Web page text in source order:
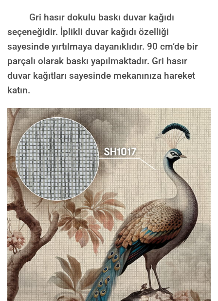
Gri hasır dokulu baskı duvar kağıdı
seçeneğidir. İplikli duvar kağıdı özelliği
sayesinde yırtılmaya dayanıklıdır. 90 cm’de bir
parçalı olarak baskı yapılmaktadır. Gri hasır
duvar kağıtları sayesinde mekanınıza hareket
katın.